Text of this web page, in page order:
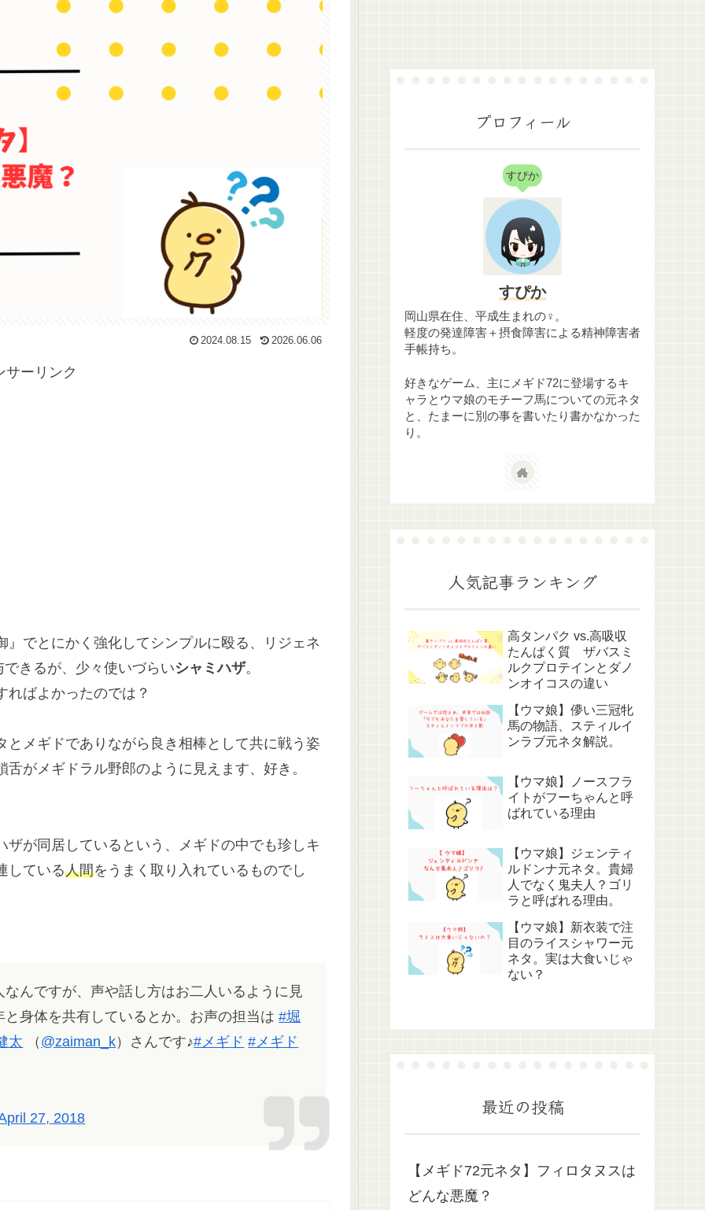
2024.08.15 2026.06.06
サーリンク
でとにかく強化してシンプルに殴る、リジェネ
きるが、少々使いづらいシャミハザ。
ればよかったのでは？
メギドでありながら良き相棒として共に戦う姿
がメギドラル野郎のように見えます、好き。
が同居しているという、メギドの中でも珍しキ
している人間をうまく取り入れているものでし
んですが、声や話し方はお二人いるように見
身体を共有しているとか。お声の担当は#堀
太 （ @zaiman_k）さんです♪#メギド #メギド
27, 2018
プロフィール
すぴか
すぴか
岡山県在住、平成生まれの♀。
軽度の発達障害＋摂食障害による精神障害者
手帳持ち。
好きなゲーム、主にメギド72に登場するキ
ャラとウマ娘のモチーフ馬についての元ネタ
と、たまーに別の事を書いたり書かなかった
り。
人気記事ランキング
高タンパク vs.高吸収
たんぱく質 ザバスミ
ルクプロテインとダノ
ンオイコスの違い
【ウマ娘】儚い三冠牝
馬の物語、スティルイ
ンラブ元ネタ解説。
【ウマ娘】ノースフラ
イトがフーちゃんと呼
ばれている理由
【ウマ娘】ジェンティ
ルドンナ元ネタ。貴婦
人でなく鬼夫人？ゴリ
ラと呼ばれる理由。
【ウマ娘】新衣装で注
目のライスシャワー元
ネタ。実は大食いじゃ
ない？
最近の投稿
【メギド72元ネタ】フィロタヌスは
どんな悪魔？